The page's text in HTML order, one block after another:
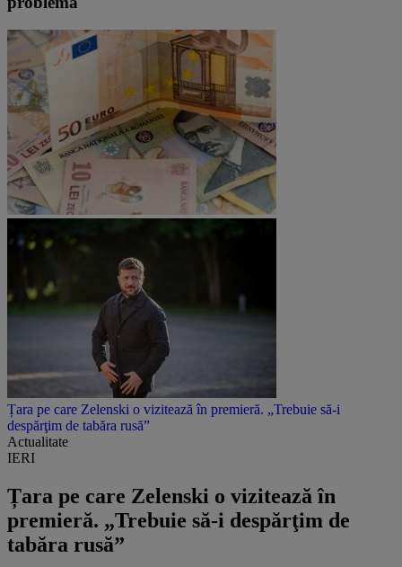
Țara pe care Zelenski o vizitează în premieră. „Trebuie să-i
despărţim de tabăra rusă”
Actualitate
IERI
Țara pe care Zelenski o vizitează în
premieră. „Trebuie să-i despărţim de
tabăra rusă”